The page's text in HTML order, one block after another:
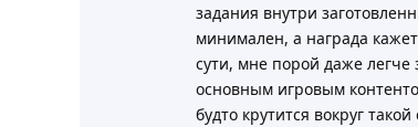
задания внутри
минимален, а награда
сути, мне порой даже
основным игровым
будто крутится вокруг